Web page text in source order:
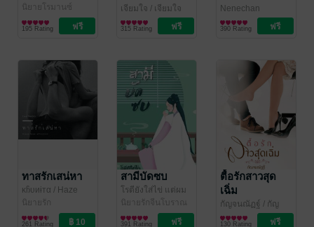
World
นิยายโรมานซ์
195 Rating
เจียมใจ / เจียมใจ
บุ๊กส์
นิยายรัก
315 Rating
ใกล้รัก
Nenechan
นิยายรัก
390 Rating
ทาสรักเสน่หา
κჩυиɨтα / Haze
นิยายรัก
261 Rating
สามีบัดซบ
โรตียังใส่ไข่ แต่ผม
ใส่ใจ ทำไมเป็นได้
แค่เพื่อน?
/ 独立
นิยายรักจีนโบราณ
391 Rating
ตื้อรักสาวสุด
เฉิ่ม
กัญจนณัฏฐ์ / กัญ
จนณัฏฐ์ วัฒนา
นิยายโรมานซ์
130 Rating